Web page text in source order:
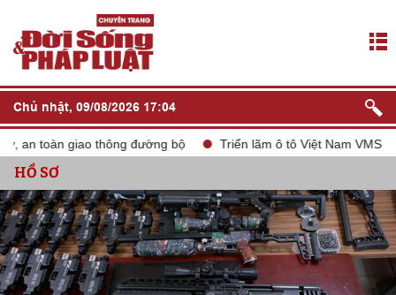
Chủ nhật, 09/08/2026 17:04
toàn giao thông đường bộ Triển lãm ô tô Việt Nam VMS 2024
HỒ SƠ